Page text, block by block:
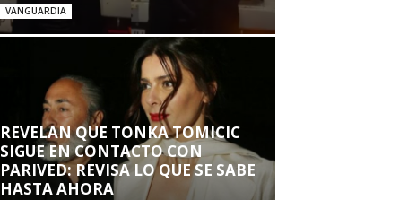
VANGUARDIA
REVELAN QUE TONKA TOMICIC
SIGUE EN CONTACTO CON
PARIVED: REVISA LO QUE SE SABE
HASTA AHORA